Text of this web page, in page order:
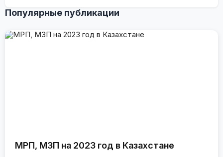
Популярные публикации
МРП, МЗП на 2023 год в Казахстане